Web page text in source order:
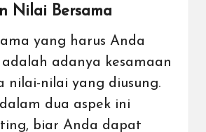
Nilai Bersama
yang harus Anda
adanya kesamaan
nilai-nilai yang diusung.
dua aspek ini
biar Anda dapat